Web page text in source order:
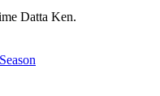
Datta Ken.